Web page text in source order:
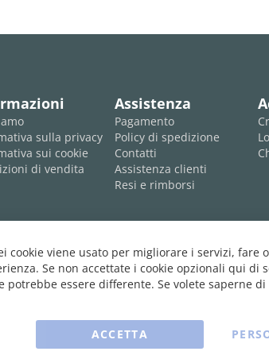
sulla privacy
sui cookie
di vendita
Assistenza
Pagamento
Policy di spedizione
Contatti
Assistenza clienti
Resi e rimborsi
cookie viene usato per migliorare i servizi, fare
Se non accettate i cookie opzionali qui di
potrebbe essere differente. Se volete saperne
ACCETTA